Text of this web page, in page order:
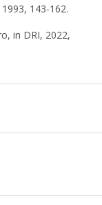
143-162.
in DRI, 2022,